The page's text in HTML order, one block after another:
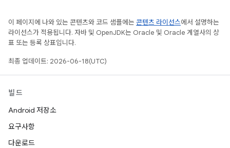
이 페이지에 나와 있는 콘텐츠와 코드 샘플에는 콘텐츠 라이선스에서 설명하는
라이선스가 적용됩니다. 자바 및 OpenJDK는 Oracle 및 Oracle 계열사의 상
표 또는 등록 상표입니다.
최종 업데이트: 2026-06-18(UTC)
빌드
Android 저장소
요구사항
다운로드